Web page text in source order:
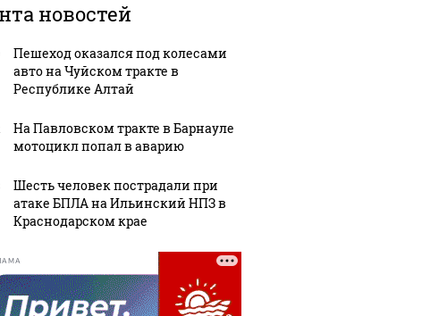
новостей
Пешеход оказался под колесами
авто на Чуйском тракте в
Республике Алтай
На Павловском тракте в Барнауле
мотоцикл попал в аварию
Шесть человек пострадали при
атаке БПЛА на Ильинский НПЗ в
Краснодарском крае